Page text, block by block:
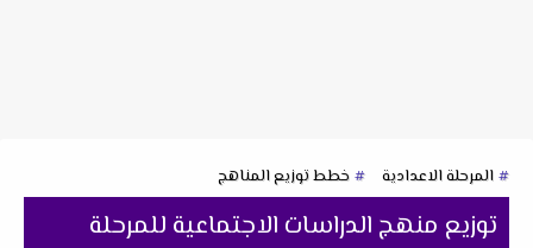
المرحلة الاعدادية خطط توزيع المناهج
توزيع منهج الدراسات الاجتماعية للمرحلة